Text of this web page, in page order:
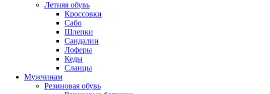
Летняя обувь
Кроссовки
Сабо
Шлепки
Сандалии
Лоферы
Кеды
Сланцы
Мужчинам
Резиновая обувь